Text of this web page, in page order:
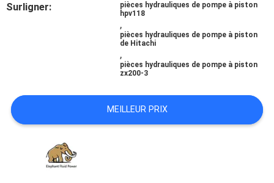
SITE
PRIVACY
POLICY
Surligner:
pièces hydrauliques de pompe à piston
hpv118
,
pièces hydrauliques de pompe à piston
de Hitachi
,
pièces hydrauliques de pompe à piston
zx200-3
MEILLEUR PRIX